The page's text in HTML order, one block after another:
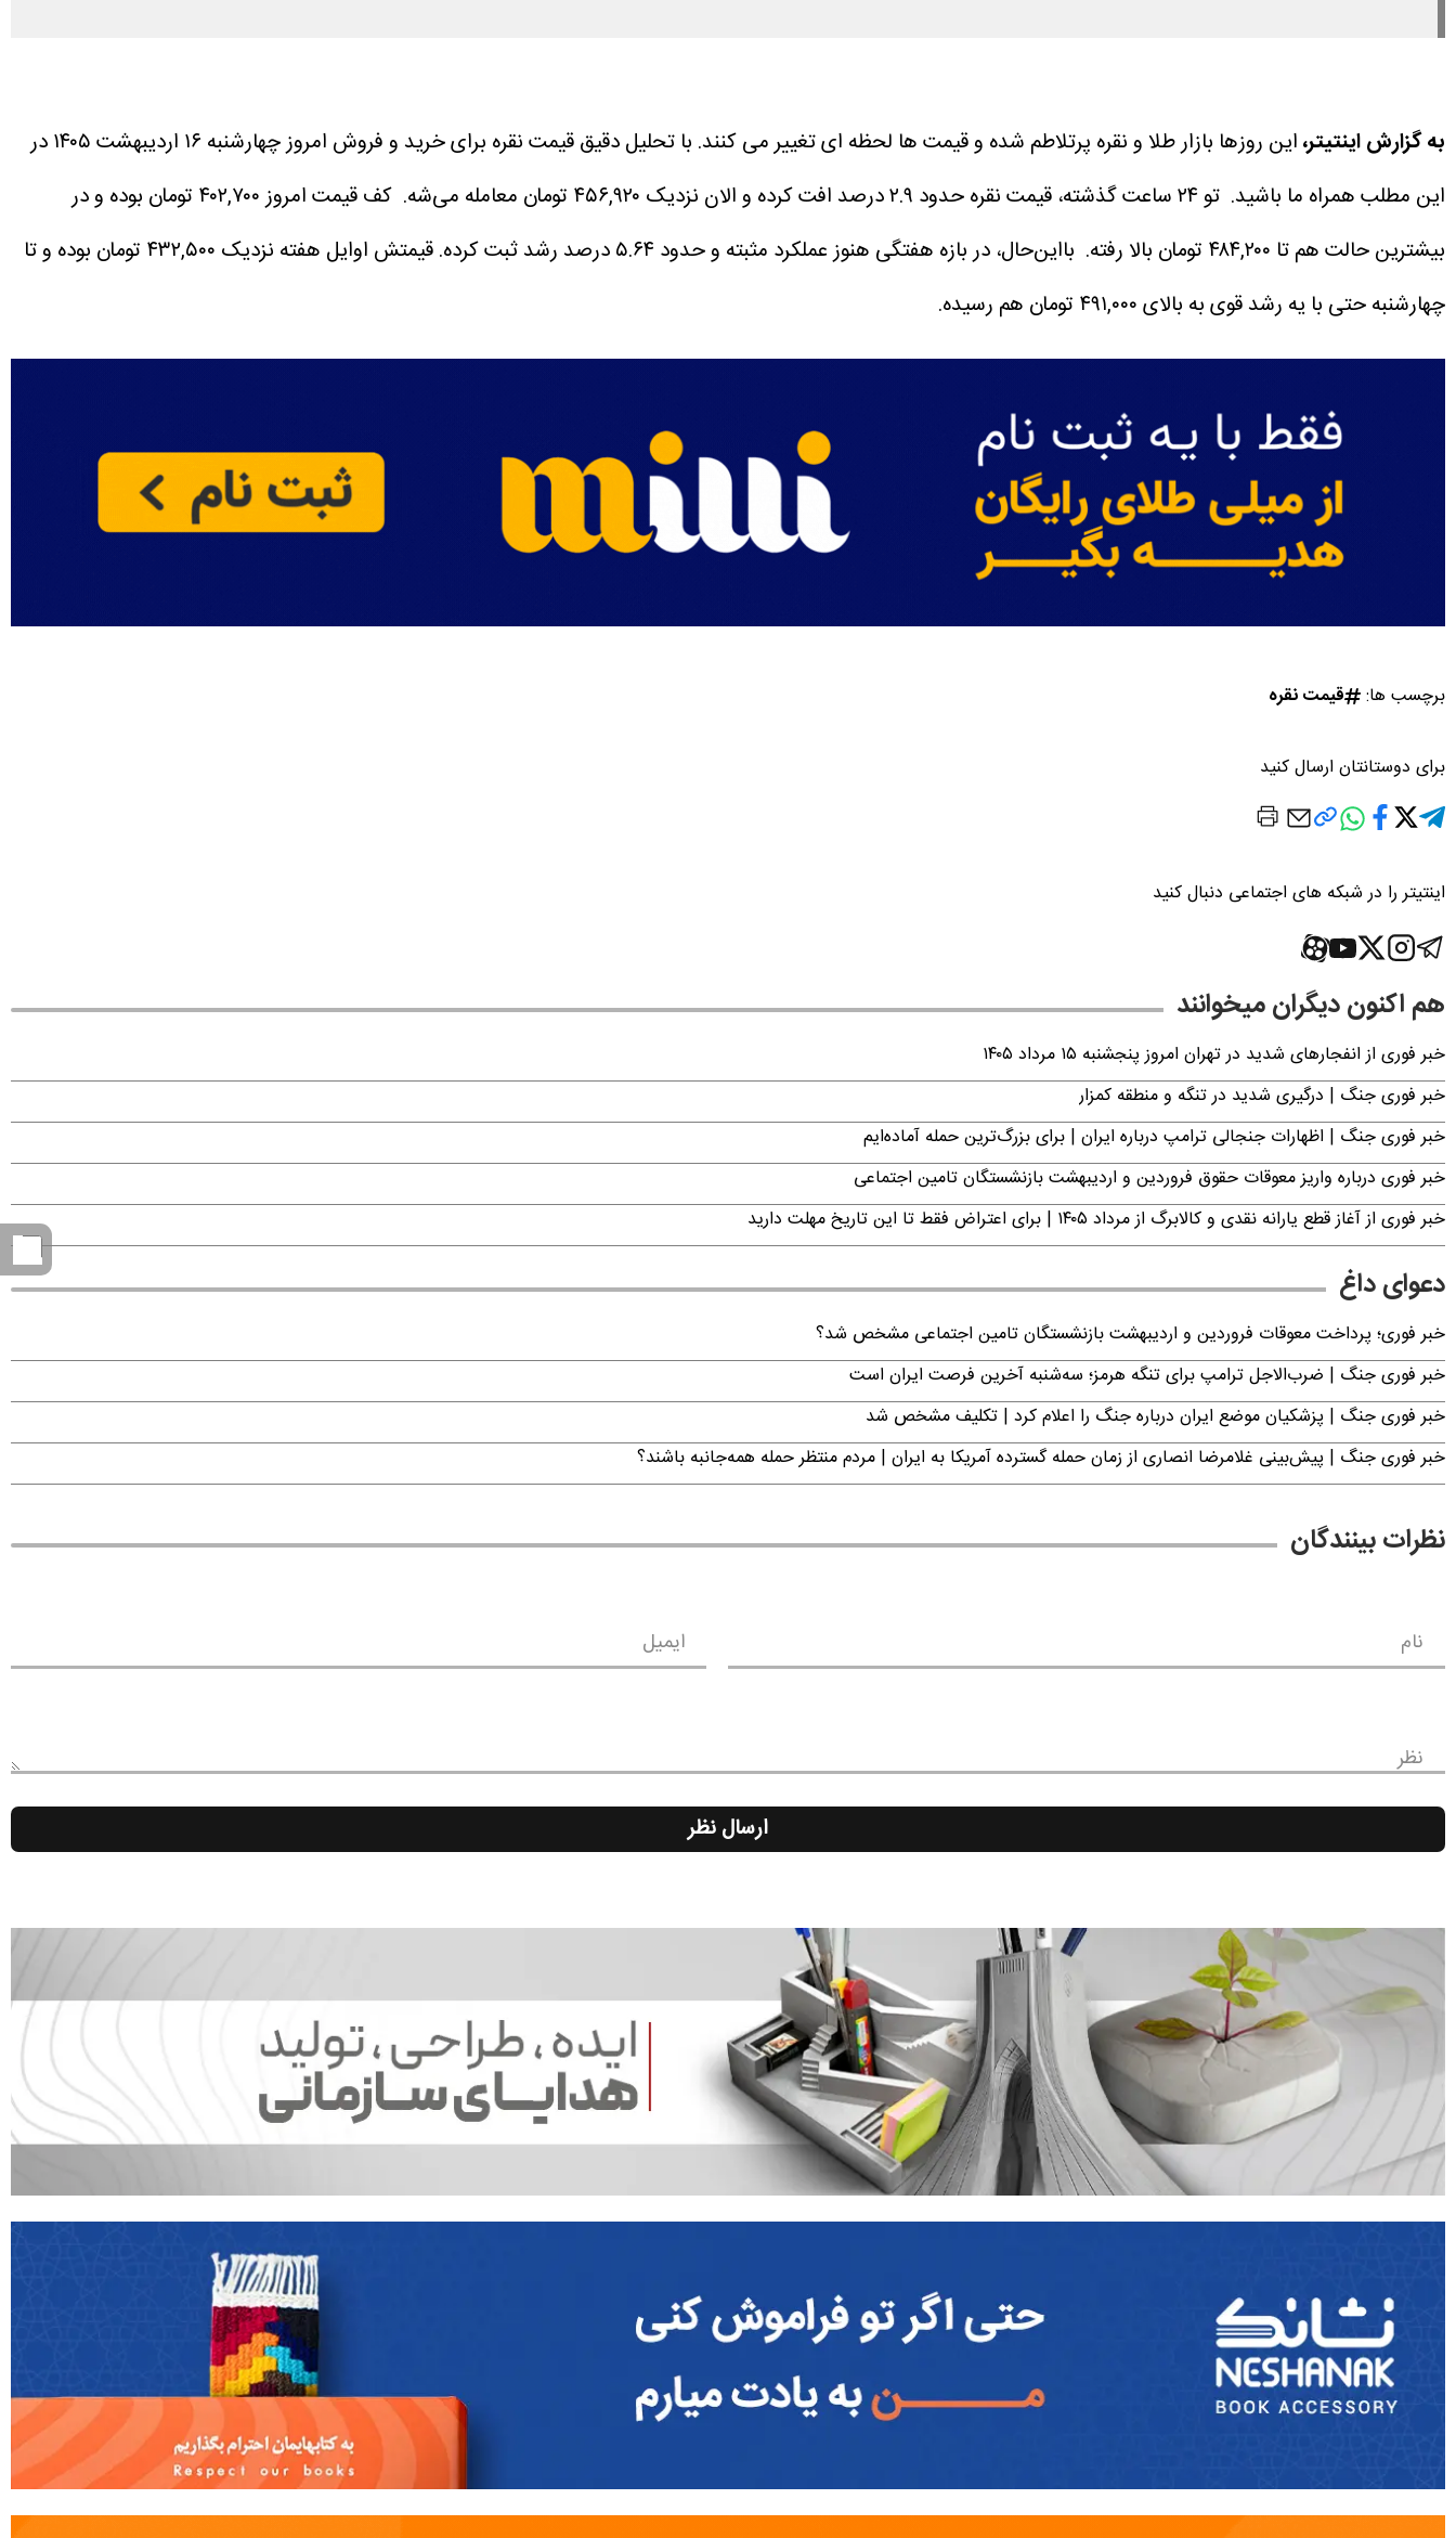
به گزارش اینتیتر،
این روزها بازار طلا و نقره پرتلاطم شده و قیمت ها لحظه ای تغییر می کنند. با تحلیل دقیق قیمت نقره برای خرید و فروش امروز چهارشنبه ۱۶ اردیبهشت ۱۴۰۵ در
این مطلب همراه ما باشید. تو ۲۴ ساعت گذشته، قیمت نقره حدود ۲.۹ درصد افت کرده و الان نزدیک ۴۵۶,۹۲۰ تومان معامله می‌شه.
کف قیمت امروز ۴۰۲,۷۰۰ تومان بوده و در
بیشترین حالت هم تا ۴۸۴,۲۰۰ تومان بالا رفته.
بااین‌حال، در بازه هفتگی هنوز عملکرد مثبته و حدود ۵.۶۴ درصد رشد ثبت کرده.
قیمتش اوایل هفته نزدیک ۴۳۲,۵۰۰ تومان بوده و تا
چهارشنبه حتی با یه رشد قوی به بالای ۴۹۱,۰۰۰ تومان هم رسیده.
برچسب ها: قیمت نقره
برای دوستانتان ارسال کنید
اینتیتر را در شبکه های اجتماعی دنبال کنید
هم اکنون دیگران میخوانند
خبر فوری از انفجارهای شدید در تهران امروز پنجشنبه ۱۵ مرداد ۱۴۰۵
خبر فوری جنگ | درگیری شدید در تنگه و منطقه کمزار
خبر فوری جنگ | اظهارات جنجالی ترامپ درباره ایران | برای بزرگ‌ترین حمله آماده‌ایم
خبر فوری درباره واریز معوقات حقوق فروردین و اردیبهشت بازنشستگان تامین اجتماعی
خبر فوری از آغاز قطع یارانه نقدی و کالابرگ از مرداد ۱۴۰۵ | برای اعتراض فقط تا این تاریخ مهلت دارید
دعوای داغ
خبر فوری؛ پرداخت معوقات فروردین و اردیبهشت بازنشستگان تامین اجتماعی مشخص شد؟
خبر فوری جنگ | ضرب‌الاجل ترامپ برای تنگه هرمز؛ سه‌شنبه آخرین فرصت ایران است
خبر فوری جنگ | پزشکیان موضع ایران درباره جنگ را اعلام کرد | تکلیف مشخص شد
خبر فوری جنگ | پیش‌بینی غلامرضا انصاری از زمان حمله گسترده آمریکا به ایران | مردم منتظر حمله همه‌جانبه باشند؟
نظرات بینندگان
نام ایمیل
نظر
ارسال نظر